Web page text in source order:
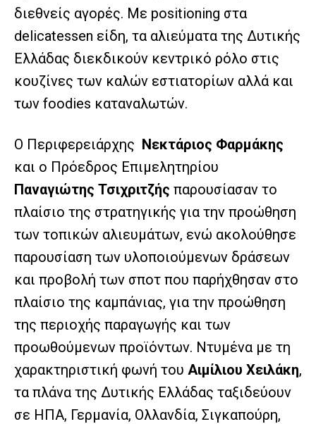
διεθνείς αγορές. Με positioning στα
delicatessen είδη, τα αλιεύματα της Δυτικής
Ελλάδας διεκδικούν κεντρικό ρόλο στις
κουζίνες των καλών εστιατορίων αλλά και
των foodies καταναλωτών.
Ο Περιφερειάρχης Νεκτάριος Φαρμάκης
και ο Πρόεδρος Επιμελητηρίου
Παναγιώτης Τσιχριτζής παρουσίασαν το
πλαίσιο της στρατηγικής για την προώθηση
των τοπικών αλιευμάτων, ενώ ακολούθησε
παρουσίαση των υλοποιούμενων δράσεων
και προβολή των σποτ που παρήχθησαν στο
πλαίσιο της καμπάνιας, για την προώθηση
της περιοχής παραγωγής και των
προωθούμενων προϊόντων. Ντυμένα με τη
χαρακτηριστική φωνή του Αιμίλιου Χειλάκη,
τα πλάνα της Δυτικής Ελλάδας ταξιδεύουν
σε ΗΠΑ, Γερμανία, Ολλανδία, Σιγκαπούρη,